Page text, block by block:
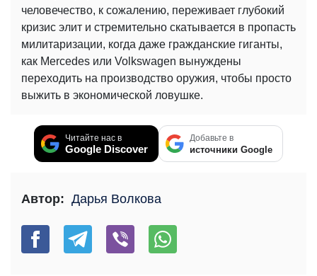
человечество, к сожалению, переживает глубокий
кризис элит и стремительно скатывается в пропасть
милитаризации, когда даже гражданские гиганты,
как Mercedes или Volkswagen вынуждены
переходить на производство оружия, чтобы просто
выжить в экономической ловушке.
Читайте нас в
Google Discover
Добавьте в
источники Google
Автор: Дарья Волкова